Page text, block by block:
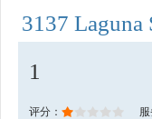
3137 Laguna
1
评分： 服